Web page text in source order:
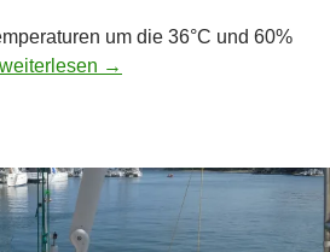
um die 36°C und 60%
underpressure …
weiterlesen →